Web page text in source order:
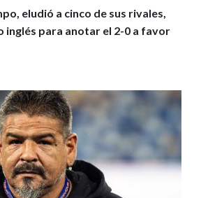
eludió a cinco de sus rivales,
inglés para anotar el 2-0 a favor